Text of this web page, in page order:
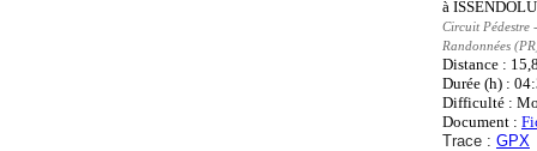
à
Circuit Pédestre
Randonnées
Distance :
Durée (h) :
Difficulté :
Document :
Trace : GPX